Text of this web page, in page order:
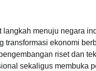
langkah menuju negara
transformasi ekonomi
riset dan
sekaligus membuka